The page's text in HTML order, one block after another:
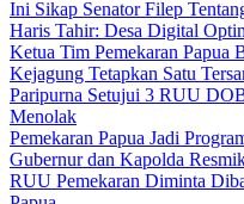
Ini Sikap Senator Filep
Haris Tahir: Desa Digital
Ketua Tim Pemekaran Papua
Kejagung Tetapkan Satu
Paripurna Setujui 3 RUU
Menolak
Pemekaran Papua Jadi
Gubernur dan Kapolda
RUU Pemekaran Diminta